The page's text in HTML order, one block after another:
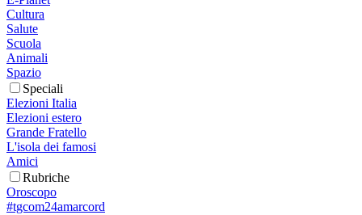
Cultura
Salute
Scuola
Animali
Spazio
Speciali
Elezioni Italia
Elezioni estero
Grande Fratello
L'isola dei famosi
Amici
Rubriche
Oroscopo
#tgcom24amarcord